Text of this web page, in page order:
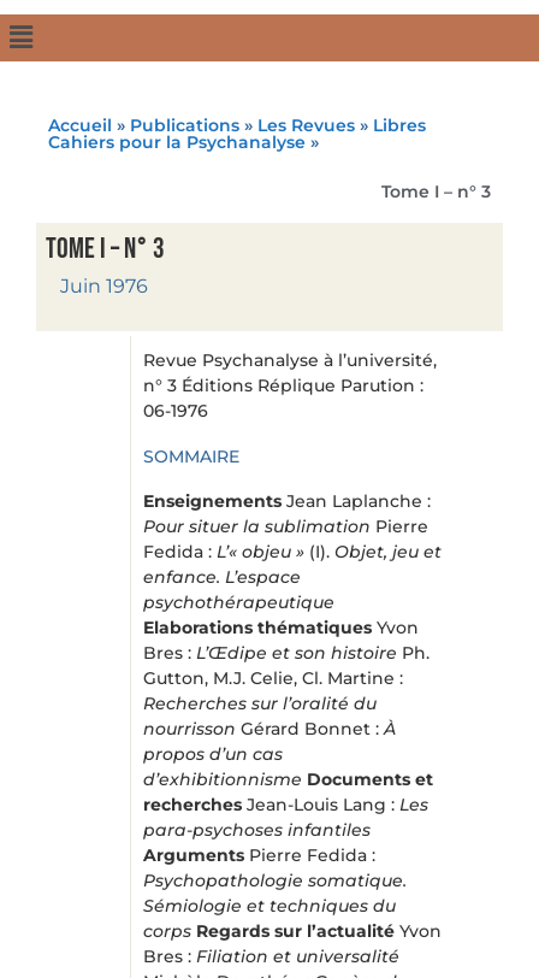
Accueil » Publications » Les Revues » Libres
Cahiers pour la Psychanalyse »
Tome I – n° 3
Tome I – n° 3
Juin 1976
Revue Psychanalyse à l’université,
n° 3 Éditions Réplique Parution :
06-1976
SOMMAIRE
Enseignements Jean Laplanche :
Pour situer la sublimation Pierre
Fedida : L’« objeu »(I). Objet, jeu et
enfance. L’espace
psychothérapeutique
Elaborations thématiques Yvon
Bres : L’Œdipe et son histoire Ph.
Gutton, M.J. Celie, Cl. Martine :
Recherches sur l’oralité du
nourrisson Gérard Bonnet :À
propos d’un cas
d’exhibitionnisme Documents et
recherches Jean-Louis Lang : Les
para-psychoses infantiles
Arguments Pierre Fedida :
Psychopathologie somatique.
Sémiologie et techniques du
corps Regards sur l’actualité Yvon
Bres : Filiation et universalité